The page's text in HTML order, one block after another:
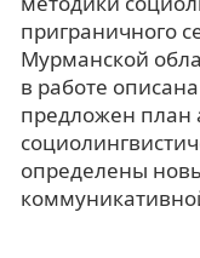
приграничного
Мурманской
в работе
предложен план
определены